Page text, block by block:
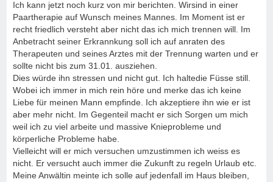
Ich kann jetzt noch kurz von mir berichten. Wirsind in einer
Paartherapie auf Wunsch meines Mannes. Im Moment ist er
recht friedlich versteht aber nicht das ich mich trennen will. Im
Anbetracht seiner Erkrannkung soll ich auf anraten des
Therapeuten und seines Arztes mit der Trennung warten und er
sollte nicht bis zum 31.01. ausziehen.
Dies würde ihn stressen und nicht gut. Ich haltedie Füsse still.
Wobei ich immer in mich rein höre und merke das ich keine
Liebe für meinen Mann empfinde. Ich akzeptiere ihn wie er ist
aber mehr nicht. Im Gegenteil macht er sich Sorgen um mich
weil ich zu viel arbeite und massive Knieprobleme und
körperliche Probleme habe.
Vielleicht will er mich versuchen umzustimmen ich weiss es
nicht. Er versucht auch immer die Zukunft zu regeln Urlaub etc.
Meine Anwältin meinte ich solle auf jedenfall im Haus bleiben,